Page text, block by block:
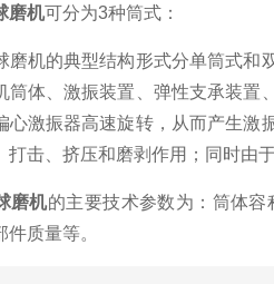
磨机可分为3种筒式：
的典型结构形式分单筒式和双
筒体、激振装置、弹性支承装置
心激振器高速旋转，从而产生激
打击、挤压和磨剥作用；同时由
磨机的主要技术参数为：筒体
质量等。